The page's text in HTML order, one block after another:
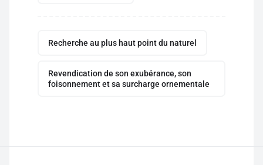
Recherche au plus haut point du naturel
Revendication de son exubérance, son
foisonnement et sa surcharge ornementale